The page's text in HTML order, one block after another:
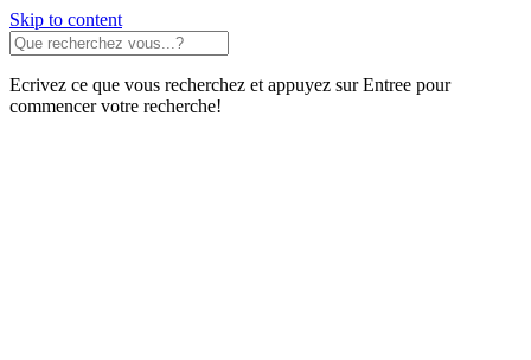
Skip to content
Ecrivez ce que vous recherchez et appuyez sur Entree pour
commencer votre recherche!